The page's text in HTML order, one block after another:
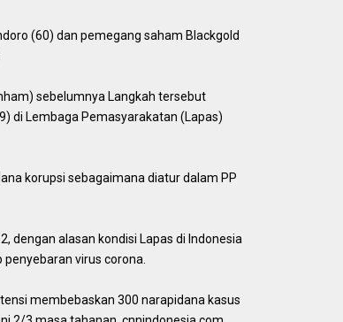
(60) dan pemegang saham Blackgold
sebelumnya Langkah tersebut
di Lembaga Pemasyarakatan (Lapas)
korupsi sebagaimana diatur dalam PP
dengan alasan kondisi Lapas di Indonesia
virus corona.
membebaskan 300 narapidana kasus